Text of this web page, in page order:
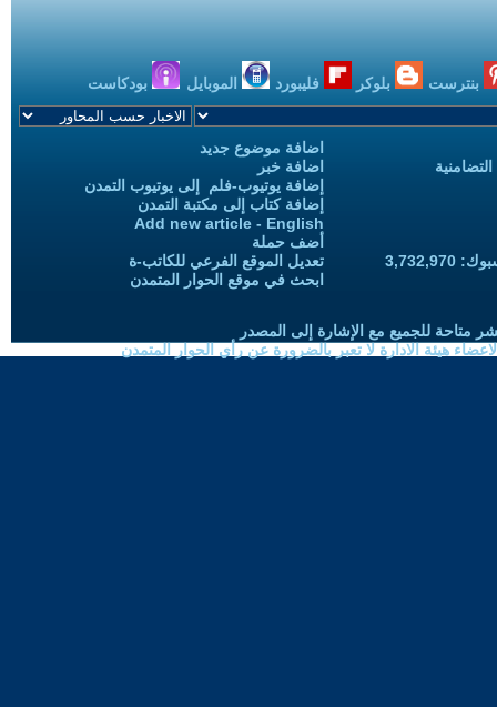
بنترست بلوكر فليبورد الموبايل بودكاست
اضافة موضوع جديد
اضافة خبر
إضافة يوتيوب-فلم إلى يوتيوب التمدن
إضافة كتاب إلى مكتبة التمدن
Add new article - English
أضف حملة
تعديل الموقع الفرعي للكاتب-ة
ابحث في موقع الحوار المتمدن
متاحة للجميع مع الإشارة إلى المصدر
هيئة الادارة لا تعبر بالضرورة عن رأي الحوار المتمدن